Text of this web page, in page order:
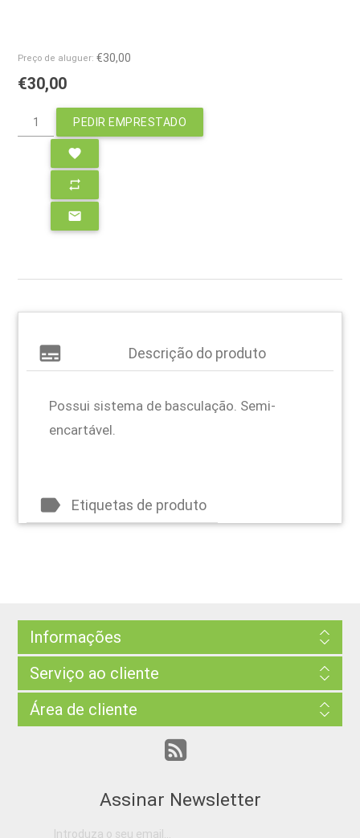
Preço de aluguer: €30,00
€30,00
PEDIR EMPRESTADO
favorite
repeat
email
subtitles Descrição do produto
Possui sistema de basculação. Semi-
encartável.
label Etiquetas de produto
Informações
Serviço ao cliente
Área de cliente
Assinar Newsletter